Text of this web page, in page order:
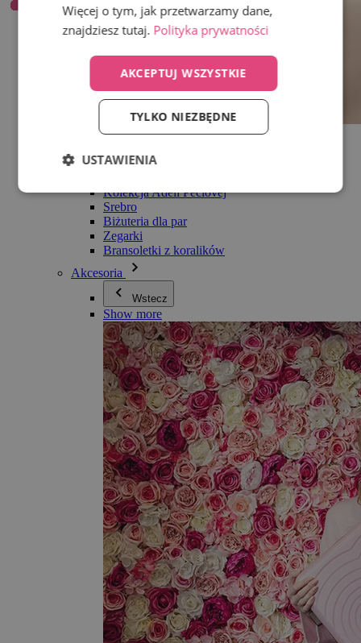
Wszystko w kategorii Biżuteria
Bransoletki
Kolekcja Adéli Pečlovej
Srebro
Biżuteria dla par
Zegarki
Bransoletki z koralików
Akcesoria
Wstecz
Show more
Więcej o tym, jak przetwarzamy dane,
znajdziesz tutaj. Polityka prywatności
AKCEPTUJ WSZYSTKIE
TYLKO NIEZBĘDNE
USTAWIENIA